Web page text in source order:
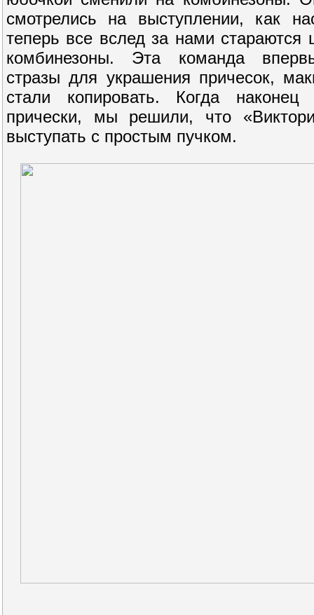
смотрелись на выступлении, как
теперь все вслед за нами стараются
комбинезоны. Эта команда
стразы для украшения причесок,
стали копировать. Когда наконец
прически, мы решили, что
выступать с простым пучком.